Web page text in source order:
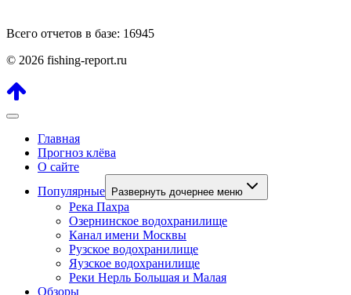
Всего отчетов в базе: 16945
© 2026 fishing-report.ru
Главная
Прогноз клёва
О сайте
Популярные
Развернуть дочернее меню
Река Пахра
Озернинское водохранилище
Канал имени Москвы
Рузское водохранилище
Яузское водохранилище
Реки Нерль Большая и Малая
Обзоры